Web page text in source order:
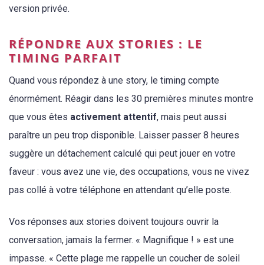
version privée.
RÉPONDRE AUX STORIES : LE
TIMING PARFAIT
Quand vous répondez à une story, le timing compte
énormément. Réagir dans les 30 premières minutes montre
que vous êtes activement attentif, mais peut aussi
paraître un peu trop disponible. Laisser passer 8 heures
suggère un détachement calculé qui peut jouer en votre
faveur : vous avez une vie, des occupations, vous ne vivez
pas collé à votre téléphone en attendant qu’elle poste.
Vos réponses aux stories doivent toujours ouvrir la
conversation, jamais la fermer. « Magnifique ! » est une
impasse. « Cette plage me rappelle un coucher de soleil